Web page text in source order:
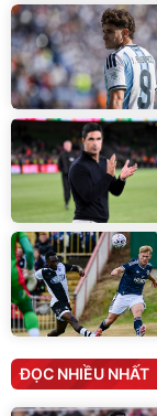
ĐỌC NHIỀU NHẤT